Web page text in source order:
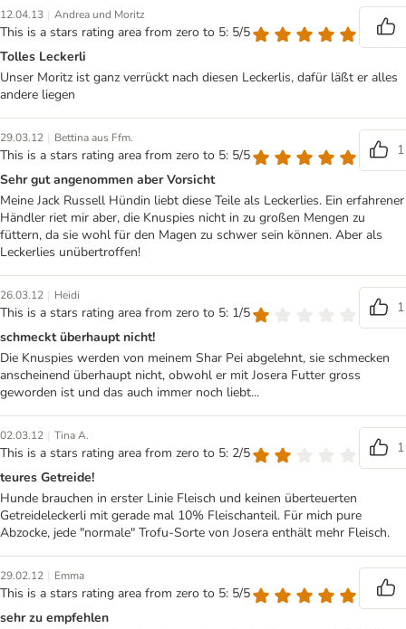
12.04.13 | Andrea und Moritz
This is a stars rating area from zero to 5: 5/5
Tolles Leckerli
Unser Moritz ist ganz verrückt nach diesen Leckerlis, dafür läßt er alles
andere liegen
29.03.12 | Bettina aus Ffm.
This is a stars rating area from zero to 5: 5/5
1
Sehr gut angenommen aber Vorsicht
Meine Jack Russell Hündin liebt diese Teile als Leckerlies. Ein erfahrener
Händler riet mir aber, die Knuspies nicht in zu großen Mengen zu
füttern, da sie wohl für den Magen zu schwer sein können. Aber als
Leckerlies unübertroffen!
26.03.12 | Heidi
This is a stars rating area from zero to 5: 1/5
1
schmeckt überhaupt nicht!
Die Knuspies werden von meinem Shar Pei abgelehnt, sie schmecken
anscheinend überhaupt nicht, obwohl er mit Josera Futter gross
geworden ist und das auch immer noch liebt...
02.03.12 | Tina A.
This is a stars rating area from zero to 5: 2/5
1
teures Getreide!
Hunde brauchen in erster Linie Fleisch und keinen überteuerten
Getreideleckerli mit gerade mal 10% Fleischanteil. Für mich pure
Abzocke, jede "normale" Trofu-Sorte von Josera enthält mehr Fleisch.
29.02.12 | Emma
This is a stars rating area from zero to 5: 5/5
sehr zu empfehlen